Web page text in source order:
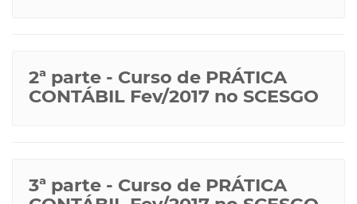
2ª parte - Curso de PRÁTICA
CONTÁBIL Fev/2017 no SCESGO
3ª parte - Curso de PRÁTICA